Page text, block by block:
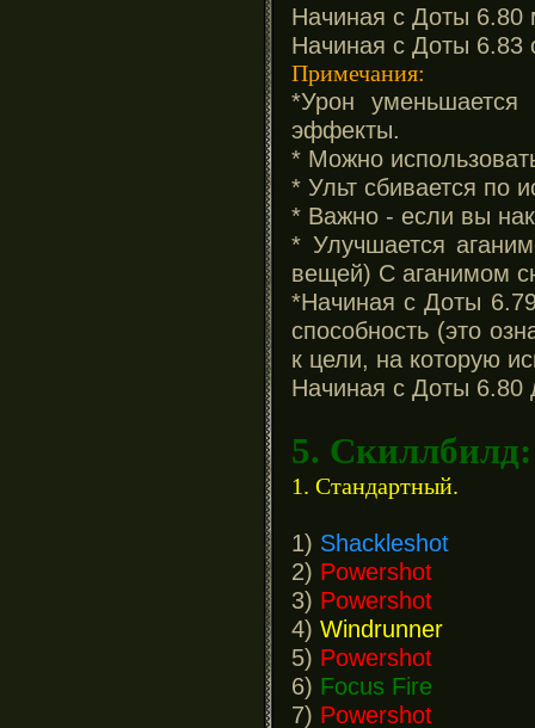
Начиная с Доты 6.80
Начиная с Доты 6.83
Примечания:
*Урон
эффекты.
* Можно
* Ульт сбивается по
* Важно - если вы
* Улучшается
вещей) С аганимом
*Начиная с Доты
способность (это
к цели, на которую
Начиная с Доты 6.80
5. Скиллбилд:
1. Стандартный.
1) Shackleshot
2) Powershot
3) Powershot
4) Windrunner
5) Powershot
6) Focus Fire
7) Powershot